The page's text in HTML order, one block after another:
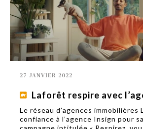
27 JANVIER 2022
Laforêt respire avec
Le réseau d’agences
confiance à l’agence Insign pour